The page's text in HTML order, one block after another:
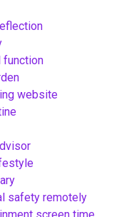
function
website
safety remotely